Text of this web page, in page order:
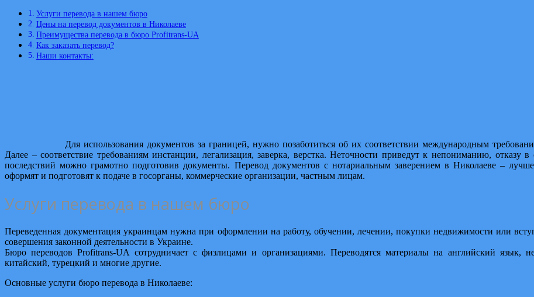
Услуги перевода в нашем бюро
Цены на перевод документов в Николаеве
Преимущества перевода в бюро Profitrans-UA
Как заказать перевод?
Наши контакты:
Для использования документов за границей, нужно позаботиться об их соответствии международным
Далее – соответствие требованиям инстанции, легализация, заверка, верстка. Неточности приведут к непониманию,
последствий можно грамотно подготовив документы. Перевод документов с нотариальным заверением в Николаеве –
оформят и подготовят к подаче в госорганы, коммерческие организации, частным лицам.
Услуги перевода в нашем бюро
Переведенная документация украинцам нужна при оформлении на работу, обучении, лечении, покупки недвижимости или
совершения законной деятельности в Украине.
Бюро переводов Profitrans-UA сотрудничает с физлицами и организациями. Переводятся материалы на английский язык,
китайский, турецкий и многие другие.
Основные услуги бюро перевода в Николаеве: